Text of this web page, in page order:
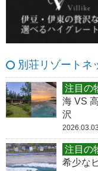
別荘リゾートネ
注目の
海 VS
沢
2026.03.03
注目の
希少な